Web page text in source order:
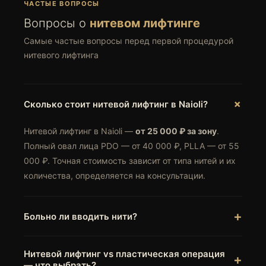
ЧАСТЫЕ ВОПРОСЫ
Вопросы о нитевом лифтинге
Самые частые вопросы перед первой процедурой
нитевого лифтинга
Сколько стоит нитевой лифтинг в Naioli?
Нитевой лифтинг в Naioli — от 25 000 ₽ за зону.
Полный овал лица PDO — от 40 000 ₽, PLLA — от 55
000 ₽. Точная стоимость зависит от типа нитей и их
количества, определяется на консультации.
Больно ли вводить нити?
(крем EMLA + инфильтрационная анестезия). Во
Нитевой лифтинг vs пластическая операция